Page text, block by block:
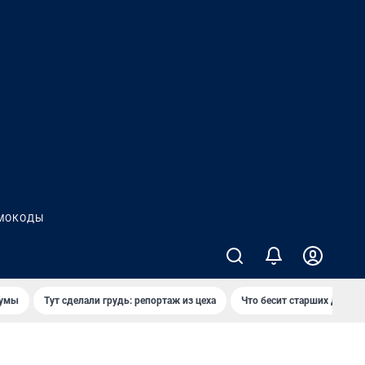
Тут сделали грудь: репортаж из цеха Что бесит старших детей